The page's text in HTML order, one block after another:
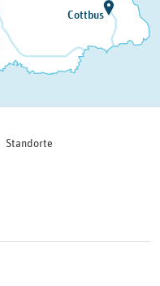
Cottbus
Standorte